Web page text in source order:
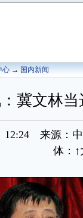
心→国内新闻
冀文林
12:24 来源：
体： ↑